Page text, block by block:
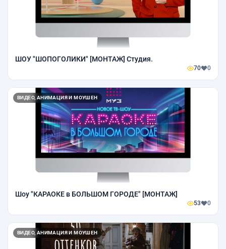
ШОУ "ШОПОГОЛИКИ" [МОНТАЖ] Студия.
70 0
ВИДЕО, АНИМАЦИЯ И МОУШЕН
Шоу "КАРАОКЕ в БОЛЬШОМ ГОРОДЕ" [МОНТАЖ]
53 0
ВИДЕО, АНИМАЦИЯ И МОУШЕН